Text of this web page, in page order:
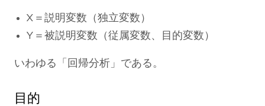
X＝説明変数（独立変数）
Y＝被説明変数（従属変数、目的変数）
いわゆる「回帰分析」である。
目的